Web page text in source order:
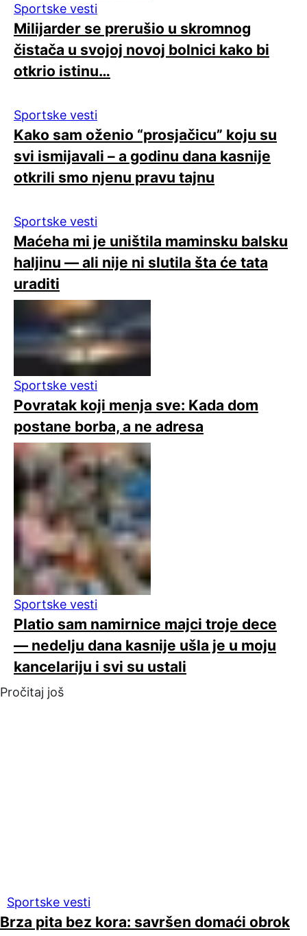
Sportske vesti
Milijarder se prerušio u skromnog
čistača u svojoj novoj bolnici kako bi
otkrio istinu…
Sportske vesti
Kako sam oženio “prosjačicu” koju su
svi ismijavali – a godinu dana kasnije
otkrili smo njenu pravu tajnu
Sportske vesti
Maćeha mi je uništila maminsku balsku
haljinu — ali nije ni slutila šta će tata
uraditi
Sportske vesti
Povratak koji menja sve: Kada dom
postane borba, a ne adresa
Sportske vesti
Platio sam namirnice majci troje dece
— nedelju dana kasnije ušla je u moju
kancelariju i svi su ustali
Pročitaj još
Sportske vesti
Brza pita bez kora: savršen domaći obrok